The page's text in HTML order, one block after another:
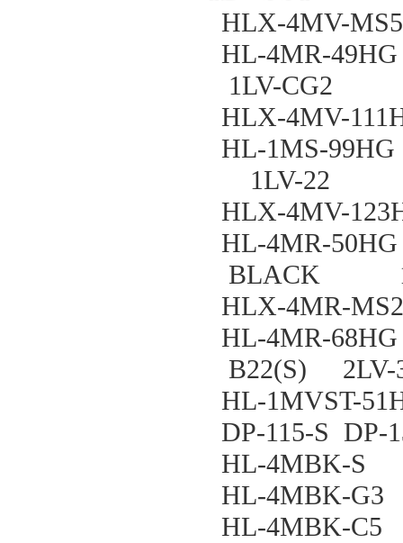
HLX-4MV-
HL-4MR-
1LV-CG2
HLX-4MV-
HL-1MS-
1LV-22
HLX-4MV-
HL-4MR-
BLACK
HLX-4MR-MS2
HL-4MR-
B22(S) 2LV-
HL-1MVST-
DP-115-S DP-
HL-4MBK-S
HL-4MBK-
HL-4MBK-